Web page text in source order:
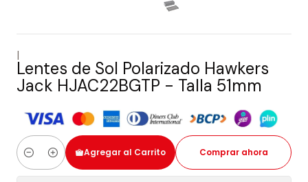
|
Lentes de Sol Polarizado Hawkers
Jack HJAC22BGTP - Talla 51mm
Cantidad
Agregar al Carrito Comprar ahora